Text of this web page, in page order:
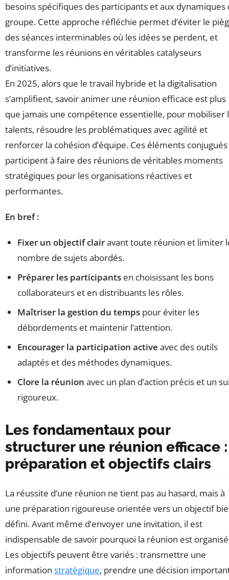
besoins spécifiques des participants et aux dynamiques
groupe. Cette approche réfléchie permet d’éviter le
des séances interminables où les idées se perdent, et
transforme les réunions en véritables catalyseurs
d’initiatives.
En 2025, alors que le travail hybride et la digitalisation
s’amplifient, savoir animer une réunion efficace est plus
que jamais une compétence essentielle, pour mobiliser
talents, résoudre les problématiques avec agilité et
renforcer la cohésion d’équipe. Ces éléments conjugués
participent à faire des réunions de véritables moments
stratégiques pour les organisations réactives et
performantes.
En bref :
Fixer un objectif clairavant toute réunion et limiter
nombre de sujets abordés.
Préparer les participants en choisissant les bons
collaborateurs et en distribuants les rôles.
Maîtriser la gestion du temps pour éviter les
débordements et maintenir l’attention.
Encourager la participation active avec des outils
adaptés et des méthodes dynamiques.
Clore la réunion avec un plan d’action précis et un
rigoureux.
Les fondamentaux pour
structurer une réunion efficace :
préparation et objectifs clairs
La réussite d’une réunion ne tient pas au hasard, mais à
une préparation rigoureuse orientée vers un objectif
défini. Avant même d’envoyer une invitation, il est
indispensable de savoir pourquoi la réunion est
Les objectifs peuvent être variés : transmettre une
information stratégique, prendre une décision